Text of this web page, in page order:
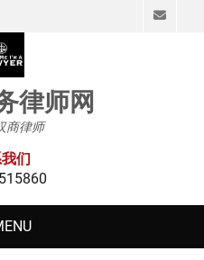
律师网
商律师
们